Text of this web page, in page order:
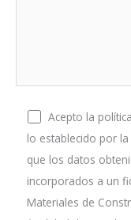
Acepto la
lo establecido por
que los datos
incorporados a un
Materiales de